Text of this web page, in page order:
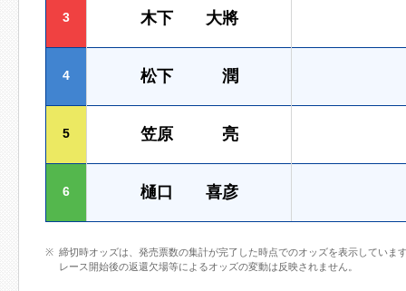
3 木下 大將
4 松下 潤
5 笠原 亮
6 樋口 喜彦
締切時オッズは、発売票数の集計が完了した時点でのオッズを表示していま
レース開始後の返還欠場等によるオッズの変動は反映されません。